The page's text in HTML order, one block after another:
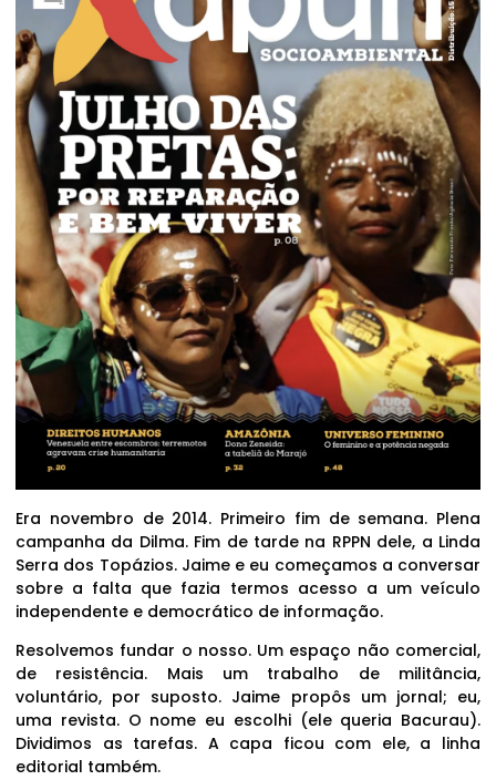
Era novembro de 2014. Primeiro fim de semana. Plena
campanha da Dilma. Fim de tarde na RPPN dele, a Linda
Serra dos Topázios. Jaime e eu começamos a conversar
sobre a falta que fazia termos acesso a um veículo
independente e democrático de informação.
Resolvemos fundar o nosso. Um espaço não comercial,
de resistência. Mais um trabalho de militância,
voluntário, por suposto. Jaime propôs um jornal; eu,
uma revista. O nome eu escolhi (ele queria Bacurau).
Dividimos as tarefas. A capa ficou com ele, a linha
editorial também.